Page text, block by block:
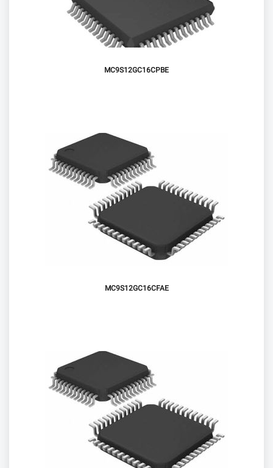
MC9S12GC16CPBE
MC9S12GC16CFAE